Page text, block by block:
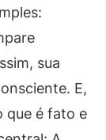
sua
E,
que é fato e